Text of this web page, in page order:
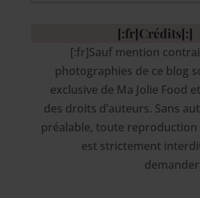
[:fr]Crédits[:]
[:fr]Sauf mention
photographies de ce blog
exclusive de Ma Jolie Food
des droits d’auteurs. Sans
préalable, toute
est strictement